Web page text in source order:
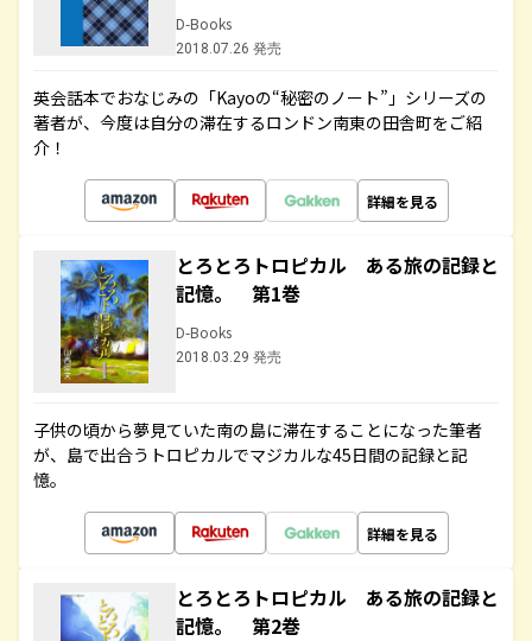
D-Books
2018.07.26 発売
英会話本でおなじみの「Kayoの“秘密のノート”」シリーズの
著者が、今度は自分の滞在するロンドン南東の田舎町をご紹
介！
詳細を見る
とろとろトロピカル ある旅の記録と
記憶。 第1巻
D-Books
2018.03.29 発売
子供の頃から夢見ていた南の島に滞在することになった筆者
が、島で出合うトロピカルでマジカルな45日間の記録と記
憶。
詳細を見る
とろとろトロピカル ある旅の記録と
記憶。 第2巻